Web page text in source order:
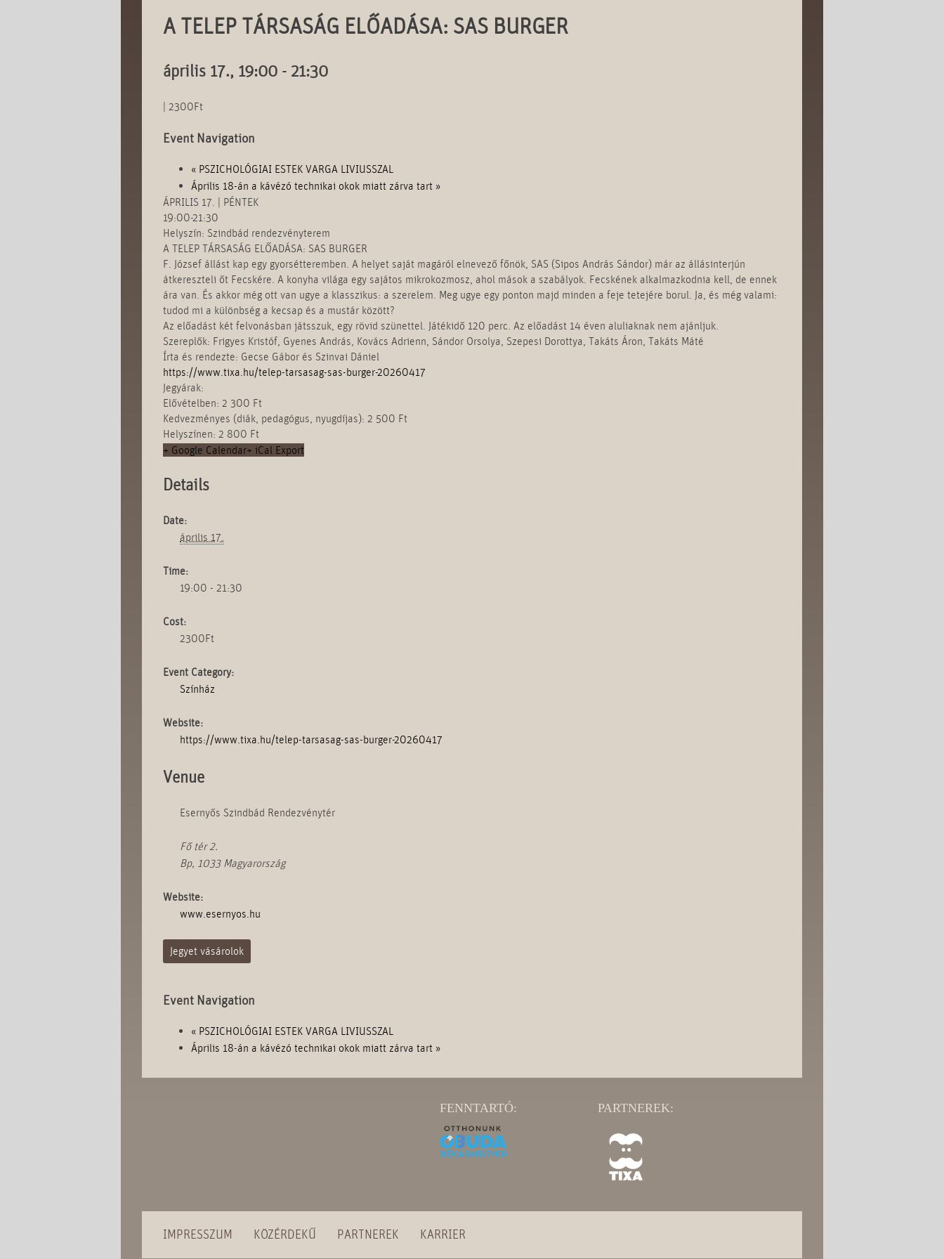
A TELEP TÁRSASÁG ELŐADÁSA: SAS BURGER
április 17., 19:00 - 21:30
| 2300Ft
Event Navigation
« PSZICHOLÓGIAI ESTEK VARGA LIVIUSSZAL
Április 18-án a kávézó technikai okok miatt zárva tart »
ÁPRILIS 17. | PÉNTEK
19:00-21:30
Helyszín: Szindbád rendezvényterem
A TELEP TÁRSASÁG ELŐADÁSA: SAS BURGER
F. József állást kap egy gyorsétteremben. A helyet saját magáról elnevező főnök, SAS (Sipos András Sándor) már az állásinterjún
átkereszteli őt Fecskére. A konyha világa egy sajátos mikrokozmosz, ahol mások a szabályok. Fecskének alkalmazkodnia kell, de ennek
ára van. És akkor még ott van ugye a klasszikus: a szerelem. Meg ugye egy ponton majd minden a feje tetejére borul. Ja, és még valami:
tudod mi a különbség a kecsap és a mustár között?
Az előadást két felvonásban játsszuk, egy rövid szünettel. Játékidő 120 perc. Az előadást 14 éven aluliaknak nem ajánljuk.
Szereplők: Frigyes Kristóf, Gyenes András, Kovács Adrienn, Sándor Orsolya, Szepesi Dorottya, Takáts Áron, Takáts Máté
Írta és rendezte: Gecse Gábor és Szinvai Dániel
https://www.tixa.hu/telep-tarsasag-sas-burger-20260417
Jegyárak:
Elővételben: 2 300 Ft
Kedvezményes (diák, pedagógus, nyugdíjas): 2 500 Ft
Helyszínen: 2 800 Ft
+ Google Calendar+ iCal Export
Details
Date:
április 17.
Time:
19:00 - 21:30
Cost:
2300Ft
Event Category:
Színház
Website:
https://www.tixa.hu/telep-tarsasag-sas-burger-20260417
Venue
Esernyős Szindbád Rendezvénytér
Fő tér 2.
Bp, 1033 Magyarország
Website:
www.esernyos.hu
Jegyet vásárolok
Event Navigation
« PSZICHOLÓGIAI ESTEK VARGA LIVIUSSZAL
Április 18-án a kávézó technikai okok miatt zárva tart »
FENNTARTÓ: PARTNEREK:
IMPRESSZUM KÖZÉRDEKŰ PARTNEREK KARRIER